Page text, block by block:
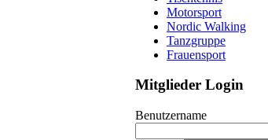
Motorsport
Nordic Walking
Tanzgruppe
Frauensport
Mitglieder Login
Benutzername